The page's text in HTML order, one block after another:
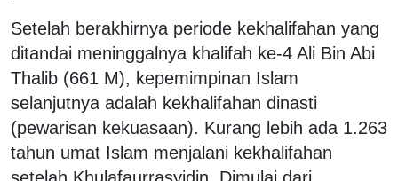
Setelah berakhirnya periode kekhalifahan yang
ditandai meninggalnya khalifah ke-4 Ali Bin Abi
Thalib (661 M), kepemimpinan Islam
selanjutnya adalah kekhalifahan dinasti
(pewarisan kekuasaan). Kurang lebih ada 1.263
tahun umat Islam menjalani kekhalifahan